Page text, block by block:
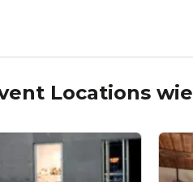
Locations wie